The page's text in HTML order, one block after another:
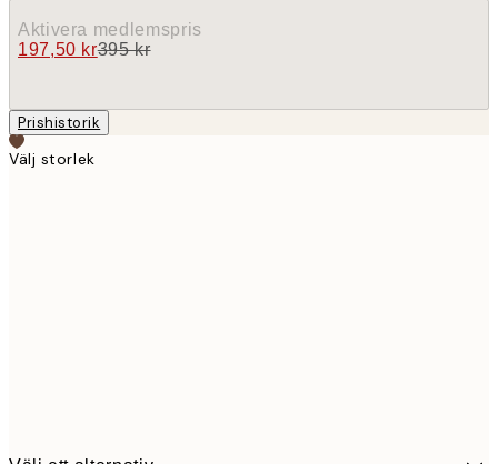
Aktivera medlemspris
197,50 kr395 kr
Prishistorik
Välj storlek